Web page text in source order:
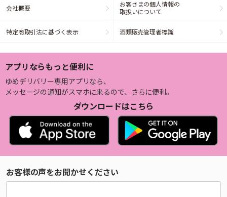
会社概要
お客さまの個人情報の
取扱いについて
特定商取引法に基づく表示 酒類販売管理者標識
アプリならもっと便利に
ゆめデリバリー専用アプリなら、
メッセージの通知がスマホに来るので、さらに便利。
ダウンロードはこちら
お客様の声をお聞かせください